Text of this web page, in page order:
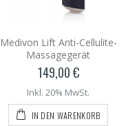
Medivon Lift Anti-Cellulite-
Massagegerät
149,00 €
Inkl. 20% MwSt.
IN DEN WARENKORB